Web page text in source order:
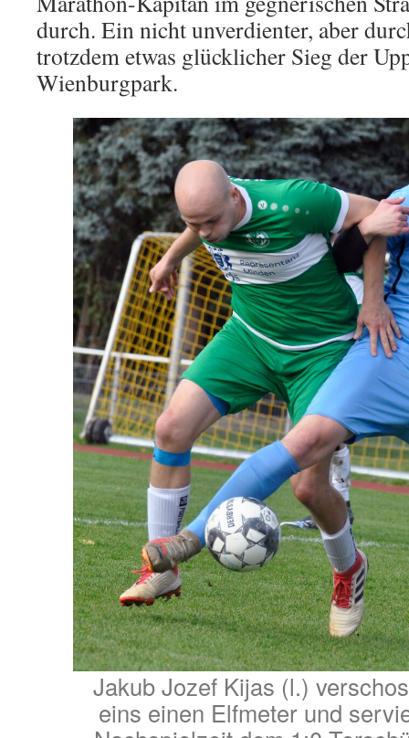
durch. Ein nicht unverdienter, aber
trotzdem etwas glücklicher Sieg der
Wienburgpark.
Jakub Jozef Kijas (l.)
eins einen Elfmeter und